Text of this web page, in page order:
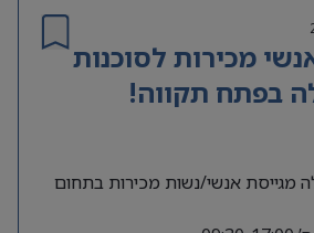
מכירות לסוכנות
בפתח תקווה!
מגייסת אנשי/נשות מכירות בתחום